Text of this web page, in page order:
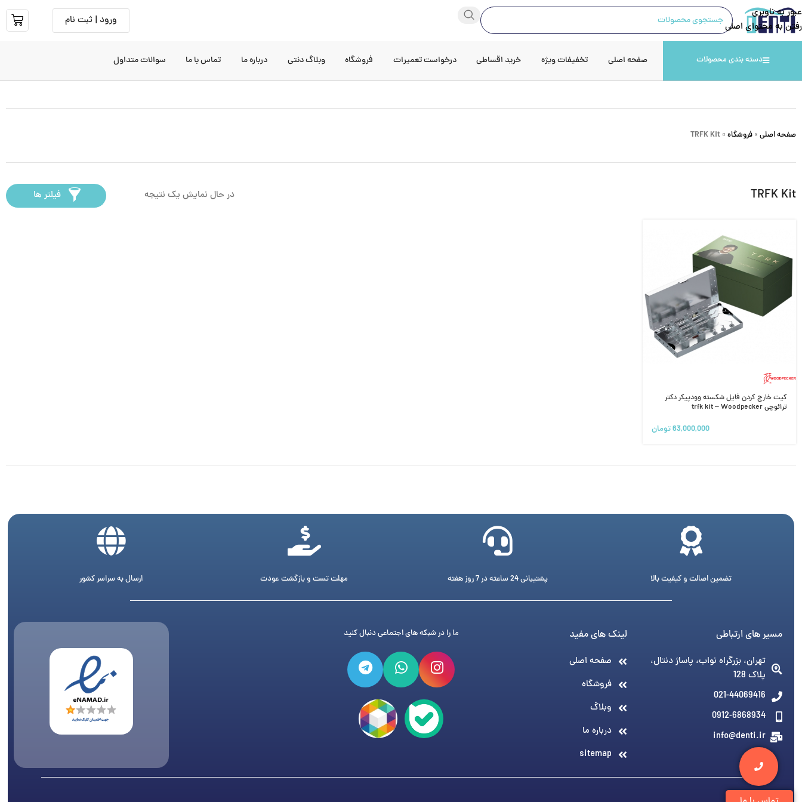
عبور به ناوبری
رفتن به محتوای اصلی
ورود | ثبت نام
دسته بندی محصولات صفحه اصلی تخفیفات ویژه خرید اقساطی درخواست تعمیرات فروشگاه وبلاگ دنتی درباره ما تماس با ما سوالات متداول
صفحه اصلی » فروشگاه »
TRFK Kit
TRFK Kit در حال نمایش یک نتیجه فیلتر ها
کیت خارج کردن فایل شکسته وودپیکر دکتر
ترائوچی trfk kit – Woodpecker
63,000,000تومان
تضمین اصالت و کیفیت بالا پشتیبانی 24 ساعته در 7 روز هفته مهلت تست و بازگشت عودت ارسال به سراسر کشور
مسیر های ارتباطی
تهران، بزرگراه نواب، پاساژ دنتال،
پلاک 128
021-44069416
0912-6868934
info@denti.ir
لینک های مفید
صفحه اصلی
فروشگاه
وبلاگ
درباره ما
sitemap
ما را در شبکه های اجتماعی دنبال کنید